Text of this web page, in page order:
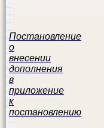
Постановление
о
внесении
дополнения
в
приложение
к
постановлению